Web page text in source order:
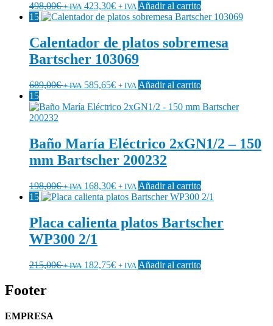
498,00€ + IVA 423,30€ + IVA Añadir al carrito
15
Calentador de platos sobremesa
Bartscher 103069
689,00€ + IVA 585,65€ + IVA Añadir al carrito
15
Baño María Eléctrico 2xGN1/2 – 150
mm Bartscher 200232
198,00€ + IVA 168,30€ + IVA Añadir al carrito
15
Placa calienta platos Bartscher
WP300 2/1
215,00€ + IVA 182,75€ + IVA Añadir al carrito
Footer
EMPRESA